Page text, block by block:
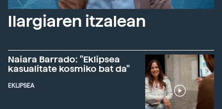
Ilargiaren itzalean
Naiara Barrado: "Eklipsea
kasualitate kosmiko bat da"
EKLIPSEA